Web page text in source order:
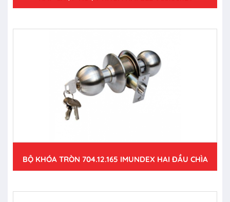
BỘ KHÓA TRÒN 704.12.165 IMUNDEX HAI ĐẦU CHÌA